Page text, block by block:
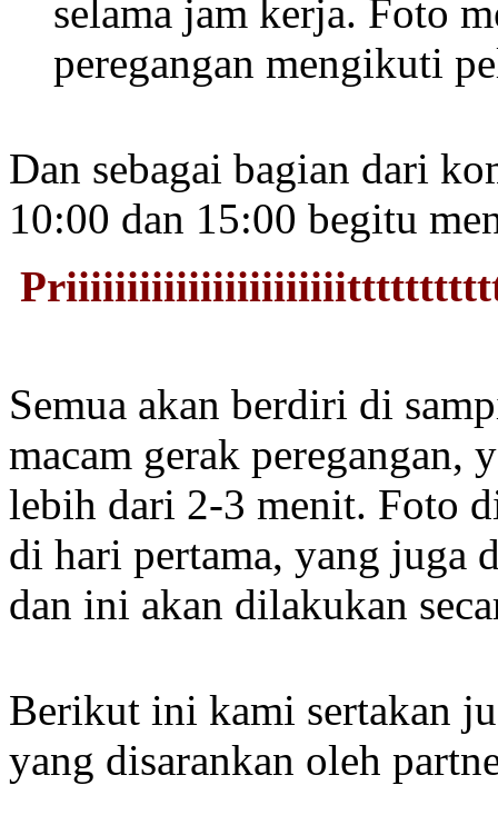
selama jam kerja. Foto
peregangan mengikuti
Dan sebagai bagian dari
10:00 dan 15:00 begitu
P
Semua akan berdiri di
macam gerak peregangan,
lebih dari 2-3 menit. Foto
di hari pertama, yang juga
dan ini akan dilakukan
Berikut ini kami sertakan
yang disarankan oleh